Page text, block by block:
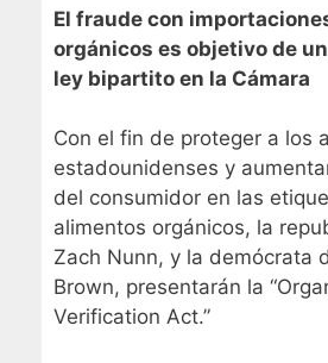
El fraude con
orgánicos es objetivo de
ley bipartito en la Cámara
Con el fin de proteger a los
estadounidenses y
del consumidor en las
alimentos orgánicos, la
Zach Nunn, y la demócrata
Brown, presentarán la
Verification Act.”